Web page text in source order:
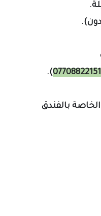
07708822151
).
بالفندق